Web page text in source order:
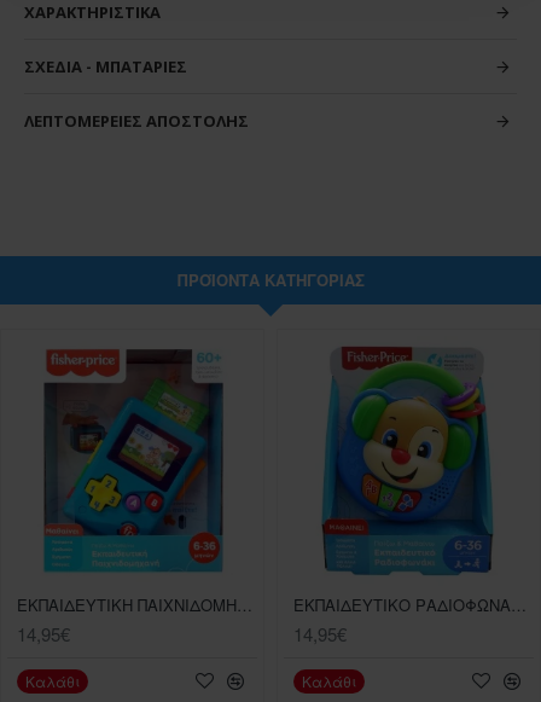
ΧΑΡΑΚΤΗΡΙΣΤΙΚΆ
ΣΧΈΔΙΑ - ΜΠΑΤΑΡΊΕΣ
ΛΕΠΤΟΜΈΡΕΙΕΣ ΑΠΟΣΤΟΛΉΣ
ΠΡΟΪΌΝΤΑ ΚΑΤΗΓΟΡΊΑΣ
ΕΚΠΑΙΔΕΥΤΙΚΗ ΠΑΙΧΝΙΔΟΜΗΧΑΝΗ FISHER PRICE
14,95€
Καλάθι
ΕΚΠΑΙΔΕΥΤΙΚΟ ΡΑΔΙΟΦΩΝΑΚΙ FISHER PRICE
14,95€
Καλάθι